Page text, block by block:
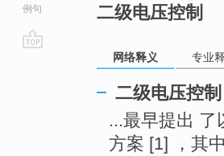
例句
二级电压控制
网络释义 专业
二级电压控制
...最早提出 了
方案 [1] ，其中